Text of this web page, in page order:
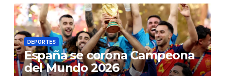
DEPORTES
España se corona Campeona
del Mundo 2026